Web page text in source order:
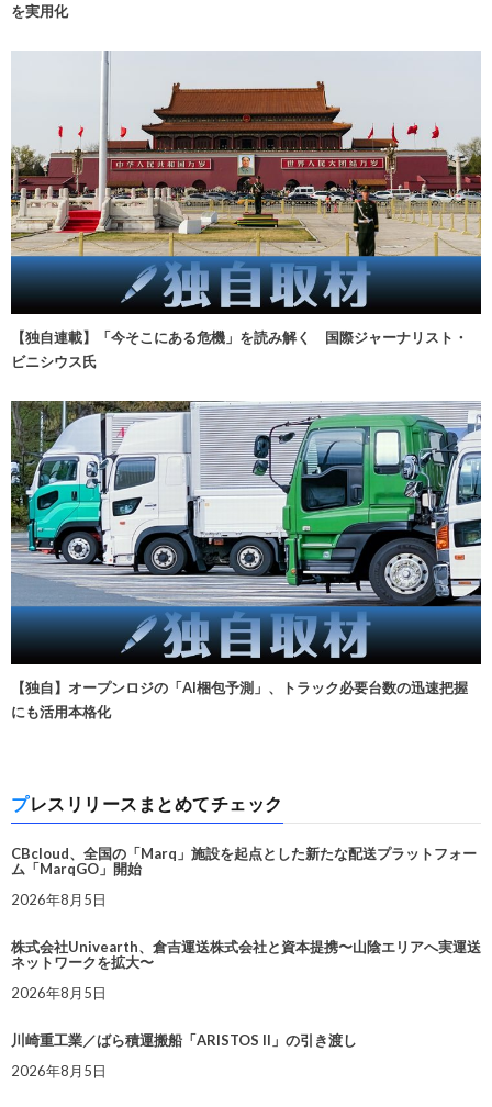
を実用化
【独自連載】「今そこにある危機」を読み解く 国際ジャーナリスト・
ビニシウス氏
【独自】オープンロジの「AI梱包予測」、トラック必要台数の迅速把握
にも活用本格化
プレスリリースまとめてチェック
CBcloud、全国の「Marq」施設を起点とした新たな配送プラットフォー
ム「MarqGO」開始
2026年8月5日
株式会社Univearth、倉吉運送株式会社と資本提携〜山陰エリアへ実運送
ネットワークを拡大〜
2026年8月5日
川崎重工業／ばら積運搬船「ARISTOS II」の引き渡し
2026年8月5日